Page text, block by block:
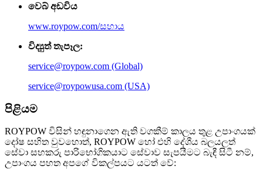
වෙබ් අඩවිය
www.roypow.com/සහාය
විද්‍යුත් තැපෑල:
service@roypow.com (Global)
service@roypowusa.com (USA)
පිළියම
ROYPOW විසින් හඳුනාගෙන ඇති වගකීම් කාලය තුළ උපාංගයක්
දෝෂ සහිත වුවහොත්, ROYPOW හෝ එහි දේශීය බලයලත්
සේවා සහකරු පාරිභෝගිකයාට සේවාව සැපයීමට බැඳී සිටී නම්,
උපාංගය පහත අපගේ විකල්පයට යටත් වේ: